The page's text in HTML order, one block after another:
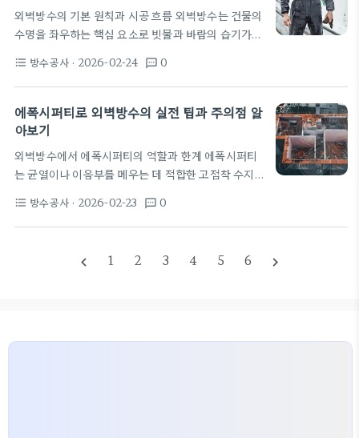
필요하다. 차량 내부의 재질은 시트 천, 가죽, 플라스
틱 트림 등 다양하다. 이들 각각은 방수 코팅과 친화성
을 다르게 보이며 잘못된 선택은 표면 손상이나 벗겨
외벽방수의 기본 원칙과 시공 흐름 외벽방수는 건물의
수명을 좌우하는 핵심 요소로 빗물과 바람의 습기가
기 단계는 표면 상태를 꼼꼼히 점검하는 것에서 시작
한다. 균열, 이음부의 재질 접합 상태, 그리고 자재의
접착력을 확인하는 것이 중요하다. 시공 흐름은 표면
준비, 균열 보수, 프라이머 적용, 방수층 형성, 건조
주위나 모서리 틈새를 밀폐하는 데 필수적인 재료다.
그러나 노후하거나 잘못된 시공으로 인해 실리콘 표면
에는 물때가 생기고 곰팡이 포자들이 자리 잡아 번식
format_list_bulleted 방수공사 · 2026-02-24 textsms 0
에폭시퍼티로 외벽방수의 실전 팁과 주의점 알
아보기
외벽방수에서 에폭시퍼티의 역할과 한계 에폭시퍼티
는 균열이나 이음부를 메우는 데 적합한 고점착 수지
경로를 차단합니다. 표면이 거칠고 움직임이 있는 곳
에는 추가 보강재가 필요하지만, 접합부의 초기 밀봉
과 습도 변화에 따른 움직임으로 시간이 지나면서 크
것이 접착력에 큰 차이를 만듭니다. 콘크리트박리제
format_list_bulleted 방수공사 · 2026-02-23 textsms 0
navigate_before 1 2 3 4 5 6 navigate_next